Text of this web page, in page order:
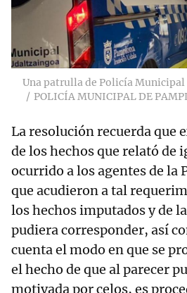
Una patrulla de Policía Municipal
POLICÍA MUNICIPAL DE
La resolución recuerda que
de los hechos que relató de
ocurrido a los agentes de la
que acudieron a tal
los hechos imputados y de
pudiera corresponder, así
cuenta el modo en que se
el hecho de que al parecer
motivada por celos, es